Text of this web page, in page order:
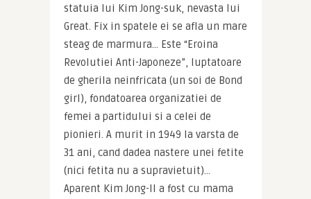
statuia lui Kim Jong-suk, nevasta lui
Great. Fix in spatele ei se afla un mare
steag de marmura… Este “Eroina
Revolutiei Anti-Japoneze”, luptatoare
de gherila neinfricata (un soi de Bond
girl), fondatoarea organizatiei de
femei a partidului si a celei de
pionieri. A murit in 1949 la varsta de
31 ani, cand dadea nastere unei fetite
(nici fetita nu a supravietuit)…
Aparent Kim Jong-Il a fost cu mama